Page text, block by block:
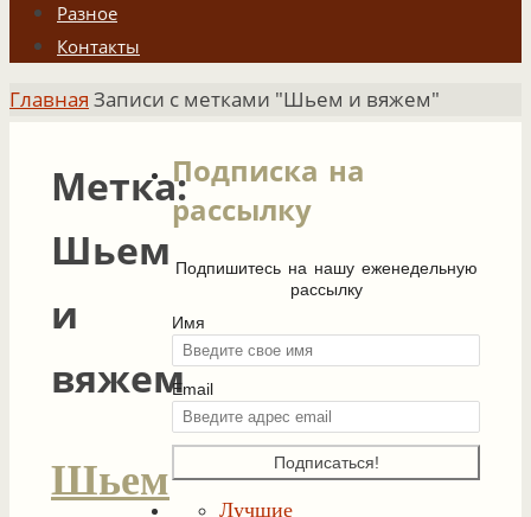
Разное
Контакты
Главная Записи с метками "Шьем и вяжем"
Метка:
Шьем
и
вяжем
Шьем
Подписка на
рассылку
Подпишитесь на нашу еженедельную
рассылку
Имя
Email
Лучшие